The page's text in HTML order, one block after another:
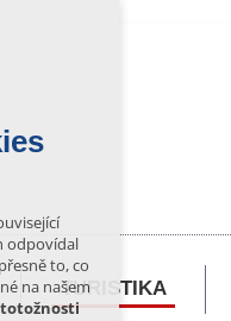
TURISTIKA
odpovídal
to, co
na našem